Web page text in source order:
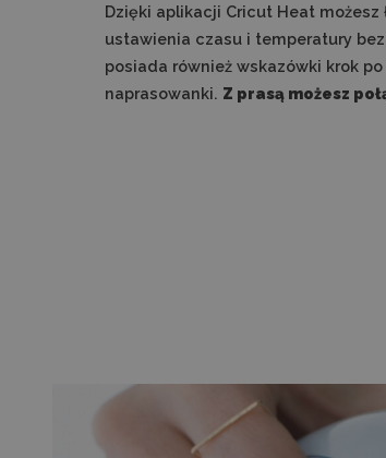
Dzięki aplikacji Cricut Heat możesz
ustawienia czasu i temperatury
posiada również wskazówki krok
naprasowanki. Z prasą możesz